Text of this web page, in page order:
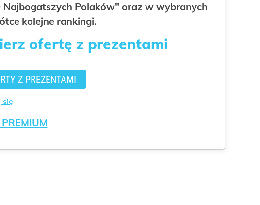
Polaków" oraz w wybranych
kolejne rankingi.
ofertę z prezentami
Z PREZENTAMI
się